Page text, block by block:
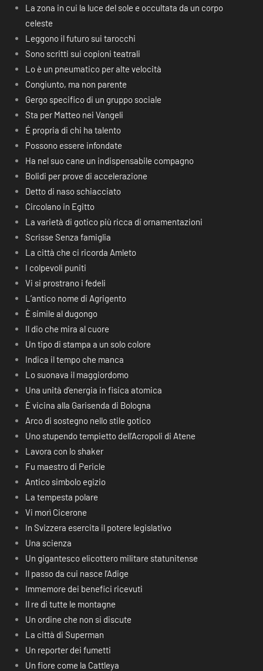
La zona in cui la luce del sole e occultata da un corpo
celeste
Leggono il futuro sui tarocchi
Sono scritti sui copioni teatrali
Lo è un pneumatico per alte velocità
Congiunto, ma non parente
Gergo specifico di un gruppo sociale
Sta per Matteo nei Vangeli
É propria di chi ha talento
Possono essere infondate
Ha nel suo cane un indispensabile compagno
Bolidi per prove di accelerazione
Detto di naso schiacciato
Circolano in Egitto
La varietà di gotico più ricca di ornamentazioni
Scrisse Senza famiglia
La città che ci ricorda Amleto
I colpevoli puniti
Vi si prostrano i fedeli
L’antico nome di Agrigento
È simile al dugongo
Il dio che mira al cuore
Un tipo di stampa a un solo colore
Indica il tempo che manca
Lo suonava il maggiordomo
Una unità d’energia in fisica atomica
È vicina alla Garisenda di Bologna
Arco di sostegno nello stile gotico
Uno stupendo tempietto dell’Acropoli di Atene
Lavora con lo shaker
Fu maestro di Pericle
Antico simbolo egizio
La tempesta polare
Vi morì Cicerone
In Svizzera esercita il potere legislativo
Una scienza
Un gigantesco elicottero militare statunitense
Il passo da cui nasce l’Adige
Immemore dei benefici ricevuti
Il re di tutte le montagne
Un ordine che non si discute
La città di Superman
Un reporter dei fumetti
Un fiore come la Cattleya